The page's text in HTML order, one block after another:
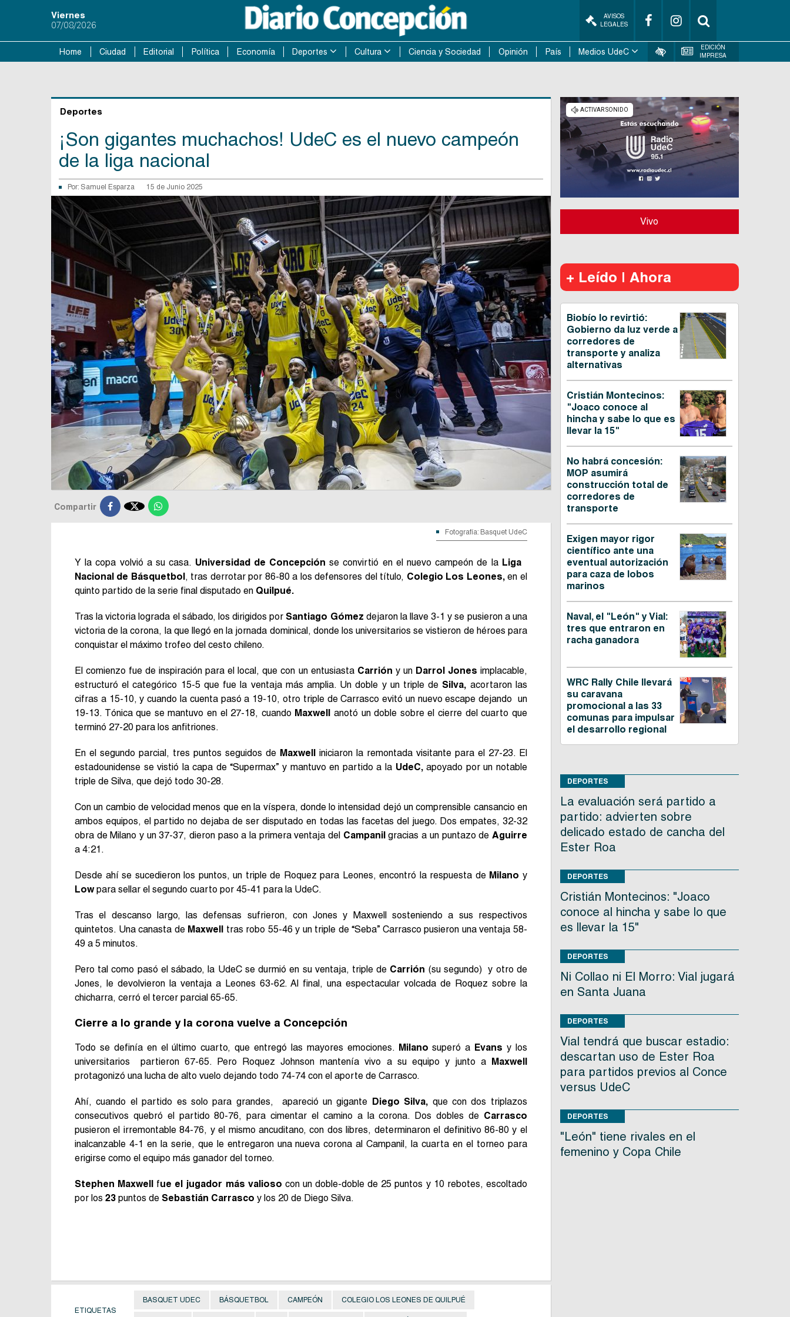
Viernes
07/08/2026
AVISOS
LEGALES
Home Ciudad Editorial Política Economía Deportes Cultura Ciencia y Sociedad Opinión País Medios UdeC
EDICIÓN
IMPRESA
Deportes
¡Son gigantes muchachos! UdeC es el nuevo campeón
de la liga nacional
Por: Samuel Esparza 15 de Junio 2025
Compartir 
Fotografía: Basquet UdeC
Y la copa volvió a su casa. Universidad de Concepción se convirtió en el nuevo campeón de la Liga
Nacional de Básquetbol, tras derrotar por 86-80 a los defensores del título, Colegio Los Leones,en el
quinto partido de la serie final disputado en Quilpué.
Tras la victoria lograda el sábado, los dirigidos porSantiago Gómez dejaron la llave 3-1 y se pusieron a una
victoria de la corona, la que llegó en la jornada dominical, donde los universitarios se vistieron de héroes para
conquistar el máximo trofeo del cesto chileno.
El comienzo fue de inspiración para el local, que con un entusiasta Carrión y un Darrol Jones implacable,
estructuró el categórico 15-5 que fue la ventaja más amplia. Un doble y un triple deSilva, acortaron las
cifras a 15-10, y cuando la cuenta pasó a 19-10, otro triple de Carrasco evitó un nuevo escape dejando un
19-13. Tónica que se mantuvo en el 27-18, cuando Maxwell anotó un doble sobre el cierre del cuarto que
terminó 27-20 para los anfitriones.
En el segundo parcial, tres puntos seguidos de Maxwelliniciaron la remontada visitante para el 27-23. El
estadounidense se vistió la capa de “Supermax” y mantuvo en partido a la UdeC,apoyado por un notable
triple de Silva, que dejó todo 30-28.
Con un cambio de velocidad menos que en la víspera, donde lo intensidad dejó un comprensible cansancio en
ambos equipos, el partido no dejaba de ser disputado en todas las facetas del juego. Dos empates, 32-32
obra de Milano y un 37-37, dieron paso a la primera ventaja del Campanilgracias a un puntazo de Aguirre
a 4:21.
Desde ahí se sucedieron los puntos, un triple de Roquez para Leones, encontró la respuesta de Milano y
Lowpara sellar el segundo cuarto por 45-41 para la UdeC.
Tras el descanso largo, las defensas sufrieron, con Jones y Maxwell sosteniendo a sus respectivos
quintetos. Una canasta de Maxwell tras robo 55-46 y un triple de “Seba” Carrasco pusieron una ventaja 58-
49 a 5 minutos.
Pero tal como pasó el sábado, la UdeC se durmió en su ventaja, triple de Carrión (su segundo) y otro de
Jones, le devolvieron la ventaja a Leones 63-62. Al final, una espectacular volcada de Roquez sobre la
chicharra, cerró el tercer parcial 65-65.
Cierre a lo grande y la corona vuelve a Concepción
Todo se definía en el último cuarto, que entregó las mayores emociones. Milano superó a Evans y los
universitarios partieron 67-65. Pero Roquez Johnson mantenía vivo a su equipo y junto a Maxwell
protagonizó una lucha de alto vuelo dejando todo 74-74 con el aporte de Carrasco.
Ahí, cuando el partido es solo para grandes, apareció un gigante Diego Silva, que con dos triplazos
consecutivos quebró el partido 80-76, para cimentar el camino a la corona. Dos dobles de Carrasco
pusieron el irremontable 84-76, y el mismo ancuditano, con dos libres, determinaron el definitivo 86-80 y el
inalcanzable 4-1 en la serie, que le entregaron una nueva corona al Campanil, la cuarta en el torneo para
erigirse como el equipo más ganador del torneo.
Stephen Maxwell fue el jugador más valioso con un doble-doble de 25 puntos y 10 rebotes, escoltado
por los 23 puntos de Sebastián Carrasco y los 20 de Diego Silva.
ETIQUETAS
BASQUET UDEC BÁSQUETBOL CAMPEÓN COLEGIO LOS LEONES DE QUILPUÉ
Vivo
+ Leído | Ahora
Biobío lo revirtió:
Gobierno da luz verde a
corredores de
transporte y analiza
alternativas
Cristián Montecinos:
"Joaco conoce al
hincha y sabe lo que es
llevar la 15"
No habrá concesión:
MOP asumirá
construcción total de
corredores de
transporte
Exigen mayor rigor
científico ante una
eventual autorización
para caza de lobos
marinos
Naval, el "León" y Vial:
tres que entraron en
racha ganadora
WRC Rally Chile llevará
su caravana
promocional a las 33
comunas para impulsar
el desarrollo regional
DEPORTES
La evaluación será partido a
partido: advierten sobre
delicado estado de cancha del
Ester Roa
DEPORTES
Cristián Montecinos: "Joaco
conoce al hincha y sabe lo que
es llevar la 15"
DEPORTES
Ni Collao ni El Morro: Vial jugará
en Santa Juana
DEPORTES
Vial tendrá que buscar estadio:
descartan uso de Ester Roa
para partidos previos al Conce
versus UdeC
DEPORTES
"León" tiene rivales en el
femenino y Copa Chile